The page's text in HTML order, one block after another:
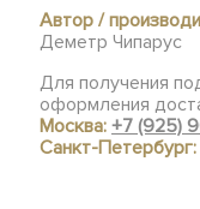
Автор /
Деметр Чипарус
Для получения
оформления
Москва:+7 (925)
Санкт-